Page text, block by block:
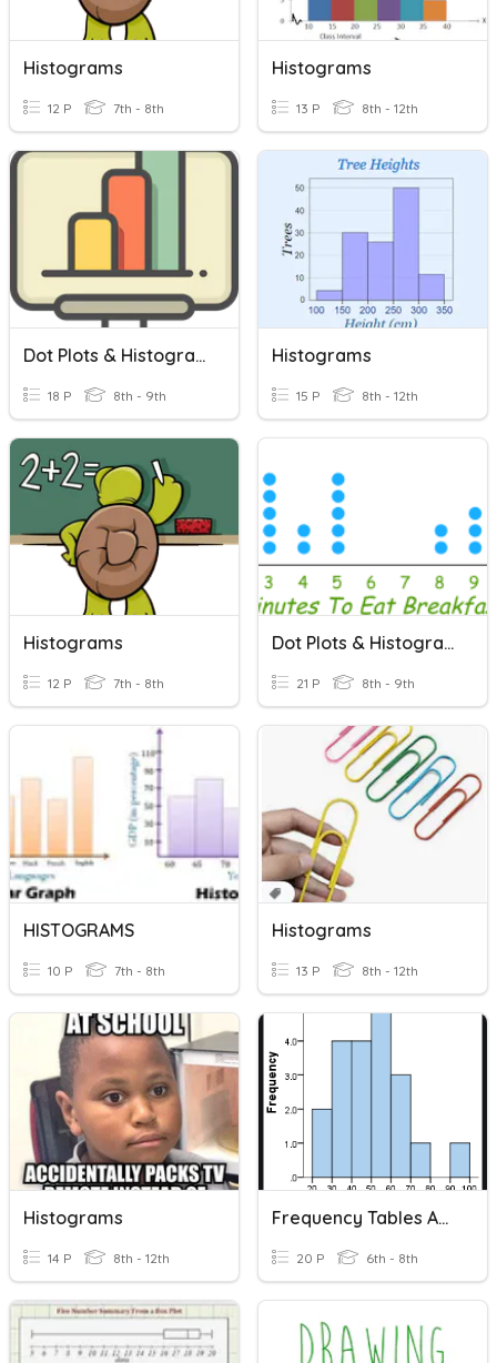
Histograms
12 P 7th - 8th
Histograms
13 P 8th - 12th
Dot Plots & Histograms
18 P 8th - 9th
Histograms
15 P 8th - 12th
Histograms
12 P 7th - 8th
Dot Plots & Histograms
21 P 8th - 9th
HISTOGRAMS
10 P 7th - 8th
Histograms
13 P 8th - 12th
Histograms
14 P 8th - 12th
Frequency Tables And Histograms
20 P 6th - 8th